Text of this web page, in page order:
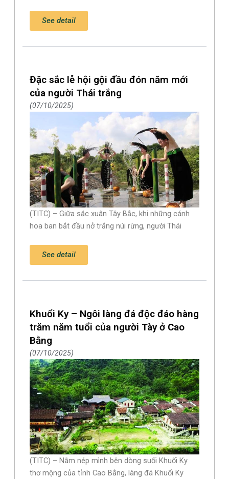
See detail
Đặc sắc lễ hội gội đầu đón năm mới
của người Thái trắng
07/10/2025
(TITC) – Giữa sắc xuân Tây Bắc, khi những cánh
hoa ban bắt đầu nở trắng núi rừng, người Thái
See detail
Khuổi Ky – Ngôi làng đá độc đáo hàng
trăm năm tuổi của người Tày ở Cao
Bằng
07/10/2025
(TITC) – Nằm nép mình bên dòng suối Khuổi Ky
thơ mộng của tỉnh Cao Bằng, làng đá Khuổi Ky